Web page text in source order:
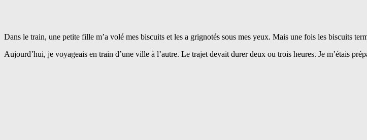
Dans le train, une petite fille m’a volé mes biscuits et les a grignotés sous mes yeux. Mais une fois les biscuits
Aujourd’hui, je voyageais en train d’une ville à l’autre. Le trajet devait durer deux ou trois heures. Je m’étais